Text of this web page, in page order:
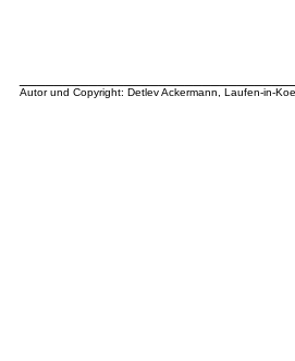
Autor und Copyright: Detlev Ackermann, Laufen-in-